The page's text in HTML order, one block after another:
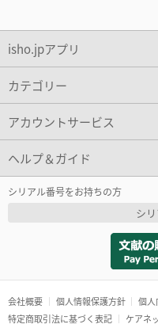
isho.jpアプリ
カテゴリー
アカウントサービス
ヘルプ＆ガイド
シリアル番号をお持ちの方
シ
会社概要 個人情報保護方針
個人
特定商取引法に基づく表記
ケアネ